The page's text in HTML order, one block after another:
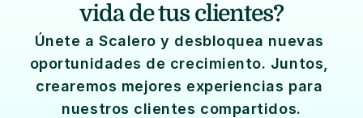
vida de tus clientes?
Únete a Scalero y desbloquea nuevas
oportunidades de crecimiento. Juntos,
crearemos mejores experiencias para
nuestros clientes compartidos.